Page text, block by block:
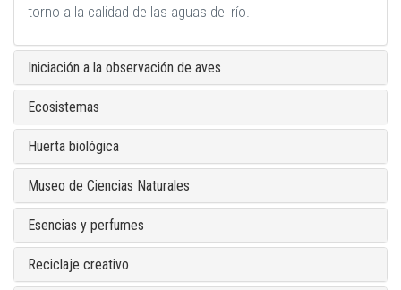
torno a la calidad de las aguas del río.
Iniciación a la observación de aves
Ecosistemas
Huerta biológica
Museo de Ciencias Naturales
Esencias y perfumes
Reciclaje creativo